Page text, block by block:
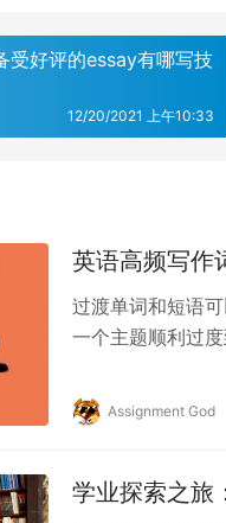
受好评的essay有哪写技
12/20/2021 上午10:33
英语高频写作
过渡单词和短语
一个主题顺利过
Assignment God
学业探索之旅